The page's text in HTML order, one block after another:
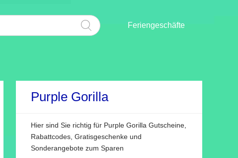
Feriengeschäfte
Purple Gorilla
Hier sind Sie richtig für Purple Gorilla Gutscheine,
Rabattcodes, Gratisgeschenke und
Sonderangebote zum Sparen